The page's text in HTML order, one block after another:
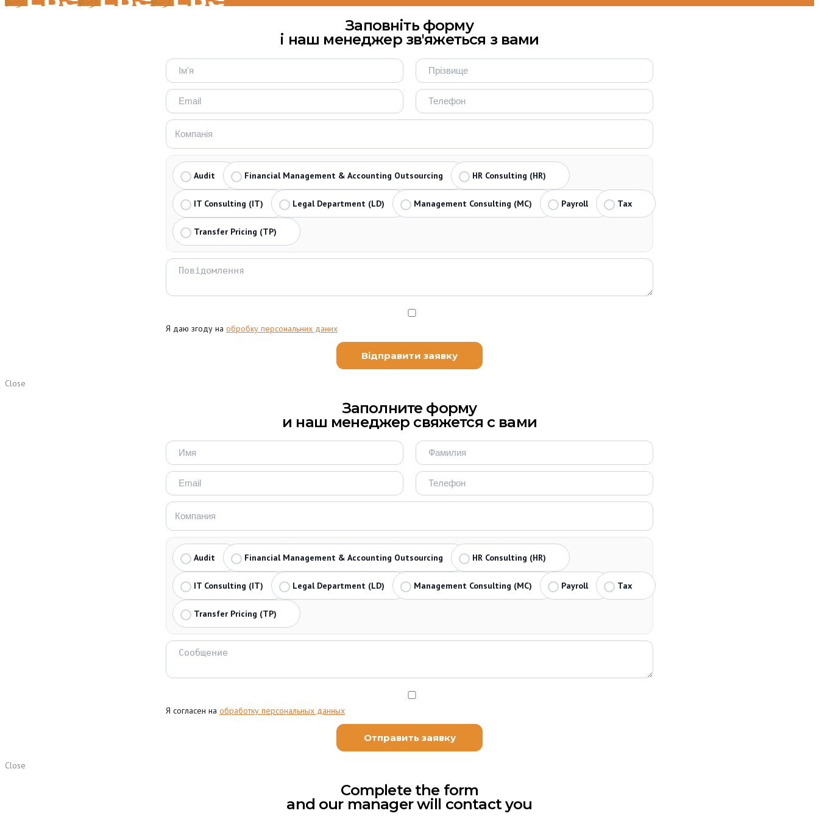
Заповніть форму
і наш менеджер зв'яжеться з вами
Audit Financial Management & Accounting Outsourcing HR Consulting (HR)
IT Consulting (IT) Legal Department (LD) Management Consulting (MC) Payroll Tax
Transfer Pricing (TP)
Я даю згоду на обробку персональних даних
Close
Заполните форму
и наш менеджер свяжется с вами
Audit Financial Management & Accounting Outsourcing HR Consulting (HR)
IT Consulting (IT) Legal Department (LD) Management Consulting (MC) Payroll Tax
Transfer Pricing (TP)
Я согласен на обработку персональных данных
Close
Complete the form
and our manager will contact you